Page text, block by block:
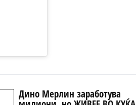
Дино Мерлин заработува